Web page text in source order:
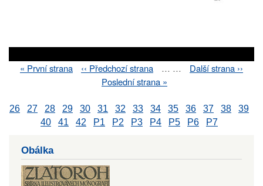
First
« První strana
Previous
‹‹ Předchozí strana … …
Next
Další strana ››
Last
Poslední strana »
26 27 28 29 30 31 32 33 34 35 36 37 38
39
40
41 42 P1 P2 P3 P4 P5 P6 P7
Obálka